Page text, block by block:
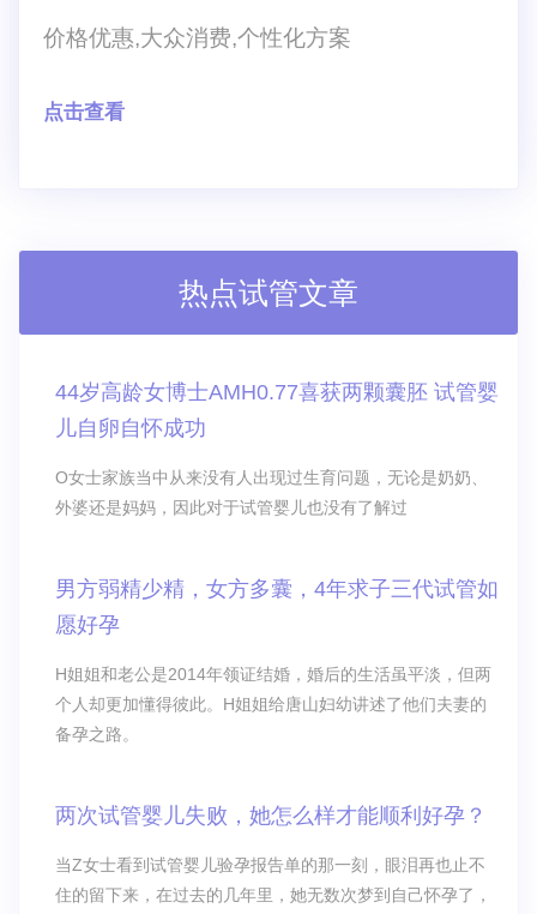
价格优惠,大众消费,个性化方案
点击查看
热点试管文章
44岁高龄女博士AMH0.77喜获两颗囊胚 试管婴
儿自卵自怀成功
O女士家族当中从来没有人出现过生育问题，无论是奶奶、
外婆还是妈妈，因此对于试管婴儿也没有了解过
男方弱精少精，女方多囊，4年求子三代试管如
愿好孕
H姐姐和老公是2014年领证结婚，婚后的生活虽平淡，但两
个人却更加懂得彼此。H姐姐给唐山妇幼讲述了他们夫妻的
备孕之路。
两次试管婴儿失败，她怎么样才能顺利好孕？
当Z女士看到试管婴儿验孕报告单的那一刻，眼泪再也止不
住的留下来，在过去的几年里，她无数次梦到自己怀孕了，